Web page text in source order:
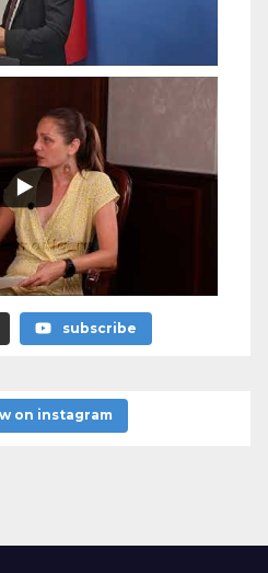
subscribe
on instagram